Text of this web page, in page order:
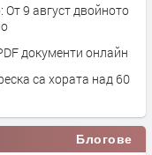
От 9 август двойното
документи онлайн
са хората над 60
Блогове